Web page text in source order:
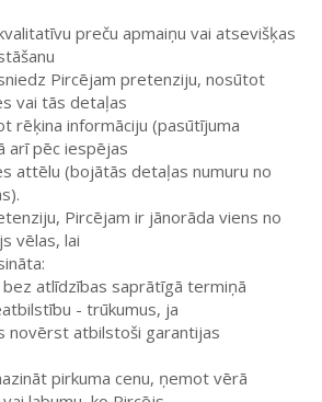
preču apmaiņu vai atsevišķas
Pircējam pretenziju, nosūtot
vai tās detaļas
rēķina informāciju (pasūtījuma
arī pēc iespējas
attēlu (bojātās detaļas numuru no
Pircējam ir jānorāda viens no
vēlas, lai
atlīdzības saprātīgā termiņā
- trūkumus, ja
novērst atbilstoši garantijas
pirkuma cenu, ņemot vērā